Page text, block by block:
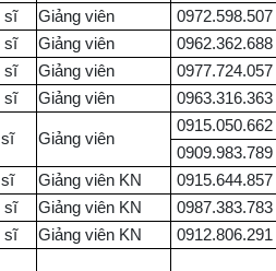
sĩ Giảng viên 0972.598.507
sĩ Giảng viên 0962.362.688
sĩ Giảng viên 0977.724.057
sĩ Giảng viên 0963.316.363
Giảng viên
0915.050.662
0909.983.789
Giảng viên KN 0915.644.857
sĩ Giảng viên KN 0987.383.783
sĩ Giảng viên KN 0912.806.291